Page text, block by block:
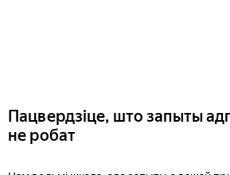
Пацвердзіце, што запыты
не робат